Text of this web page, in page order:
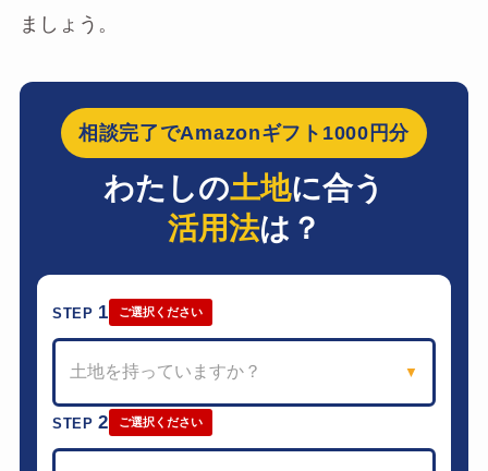
ましょう。
相談完了でAmazonギフト1000円分
わたしの土地に合う
活用法は？
STEP 1 ご選択ください
土地を持っていますか？ ▼
STEP2 ご選択ください